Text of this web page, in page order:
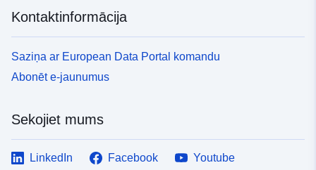
Kontaktinformācija
Saziņa ar European Data Portal komandu
Abonēt e-jaunumus
Sekojiet mums
LinkedIn Facebook
Youtube